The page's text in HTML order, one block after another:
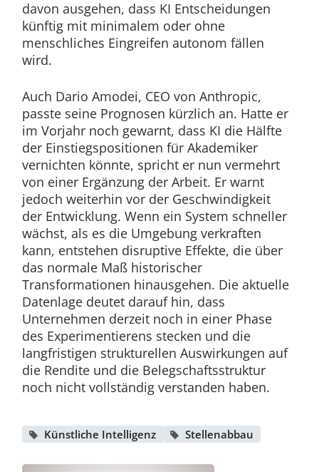
davon ausgehen, dass KI Entscheidungen
künftig mit minimalem oder ohne
menschliches Eingreifen autonom fällen
wird.
Auch Dario Amodei, CEO von Anthropic,
passte seine Prognosen kürzlich an. Hatte er
im Vorjahr noch gewarnt, dass KI die Hälfte
der Einstiegspositionen für Akademiker
vernichten könnte, spricht er nun vermehrt
von einer Ergänzung der Arbeit. Er warnt
jedoch weiterhin vor der Geschwindigkeit
der Entwicklung. Wenn ein System schneller
wächst, als es die Umgebung verkraften
kann, entstehen disruptive Effekte, die über
das normale Maß historischer
Transformationen hinausgehen. Die aktuelle
Datenlage deutet darauf hin, dass
Unternehmen derzeit noch in einer Phase
des Experimentierens stecken und die
langfristigen strukturellen Auswirkungen auf
die Rendite und die Belegschaftsstruktur
noch nicht vollständig verstanden haben.
Künstliche Intelligenz Stellenabbau